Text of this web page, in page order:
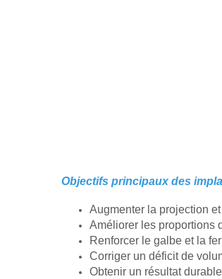
Objectifs principaux des
Augmenter la projection
Améliorer les proportions
Renforcer le galbe et la
Corriger un déficit de
Obtenir un résultat